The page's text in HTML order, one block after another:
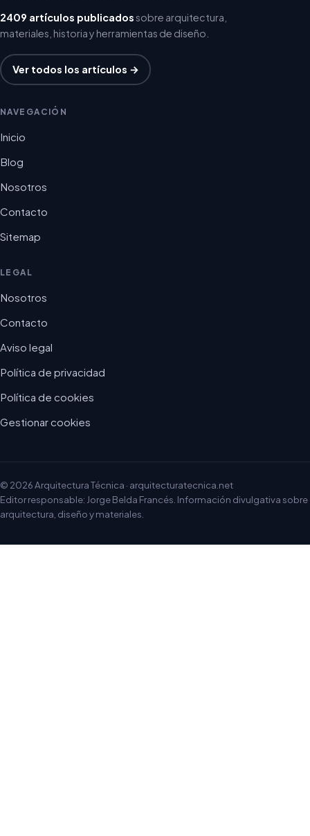
2409 artículos publicadossobre arquitectura,
materiales, historia y herramientas de diseño.
Ver todos los artículos →
NAVEGACIÓN
Inicio
Blog
Nosotros
Contacto
Sitemap
LEGAL
Nosotros
Contacto
Aviso legal
Política de privacidad
Política de cookies
Gestionar cookies
© 2026 Arquitectura Técnica · arquitecturatecnica.net
Editor responsable: Jorge Belda Francés. Información divulgativa sobre
arquitectura, diseño y materiales.